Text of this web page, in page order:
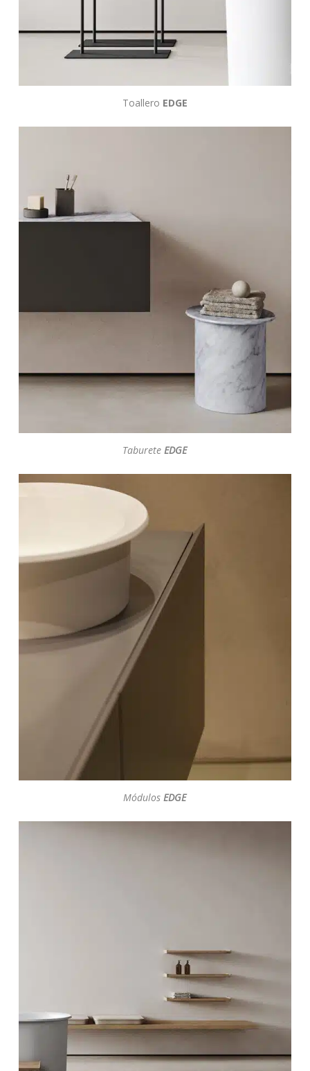
Toallero EDGE
Taburete EDGE
Módulos EDGE